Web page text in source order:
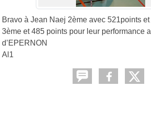
Bravo à Jean Naej 2ème avec 521points et
3ème et 485 points pour leur performance
d’EPERNON
Al1